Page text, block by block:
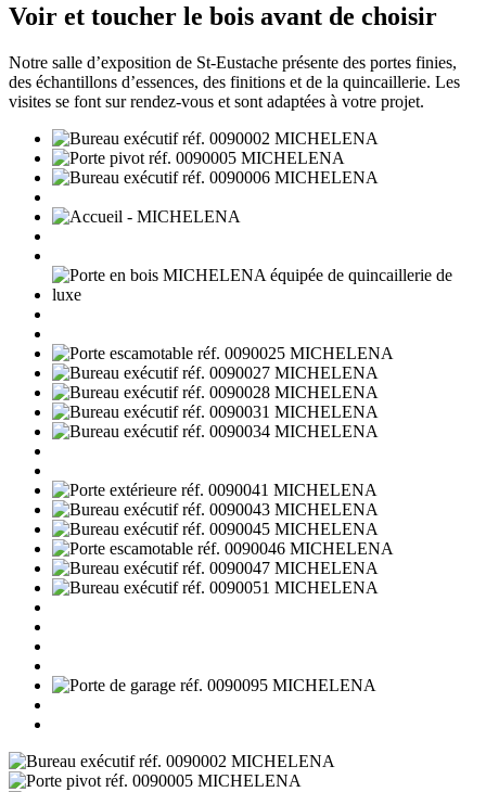
Voir et toucher le bois avant de choisir
Notre salle d’exposition de St-Eustache présente des portes finies,
des échantillons d’essences, des finitions et de la quincaillerie. Les
visites se font sur rendez-vous et sont adaptées à votre projet.